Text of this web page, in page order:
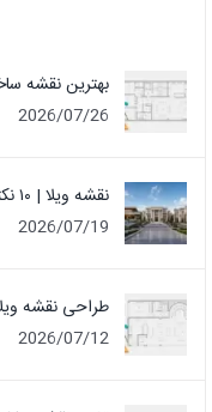
بهترین نقشه ساختمان 10×20 | پلان
2026/07/26
نقشه ویلا | ۱۰ نکته که باید قبل از طراحی ویلا بدانید!
2026/07/19
طراحی نقشه ویلا دوبلکس ۱۱۰
2026/07/12